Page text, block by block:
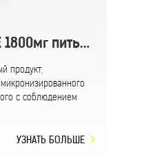
L-CARNITINE 1800мг питьевой
продукт,
с соблюдением
УЗНАТЬ БОЛЬШЕ